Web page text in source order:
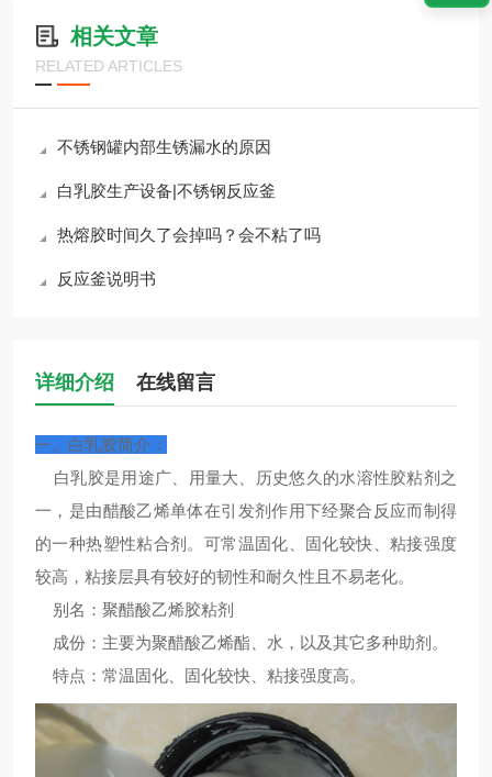
相关文章
RELATED ARTICLES
不锈钢罐内部生锈漏水的原因
白乳胶生产设备|不锈钢反应釜
热熔胶时间久了会掉吗？会不粘了吗
反应釜说明书
详细介绍 在线留言
一、白乳胶简介：
白乳胶是用途广、用量大、历史悠久的水溶性胶粘剂之
一，是由醋酸乙烯单体在引发剂作用下经聚合反应而制得
的一种热塑性粘合剂。可常温固化、固化较快、粘接强度
较高，粘接层具有较好的韧性和耐久性且不易老化。
别名：聚醋酸乙烯胶粘剂
成份：主要为聚醋酸乙烯酯、水，以及其它多种助剂。
特点：常温固化、固化较快、粘接强度高。